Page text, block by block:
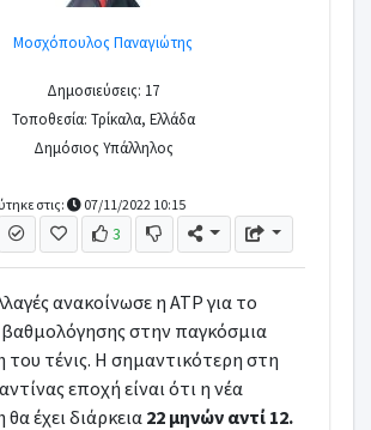
Μοσχόπουλος Παναγιώτης
Δημοσιεύσεις: 17
Τοποθεσία: Τρίκαλα, Ελλάδα
Δημόσιος Υπάλληλος
στις: 07/11/2022 10:15
3
ανακοίνωσε η ATP για το
στην παγκόσμια
του τένις. Η σημαντικότερη στη
εποχή είναι ότι η νέα
έχει διάρκεια 22 μηνών αντί 12.